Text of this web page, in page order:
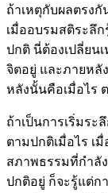
ถ้าเหตุกับผลตรง
เมื่ออบรมสติระลึ
ปกติ นี่ต้องเปลี่ยน
จิตอยู่ และภายหลั
หลังนั้นคือเมื่อไร
ถ้าเป็นการเริ่มร
ตามปกติเมื่อไร เ
สภาพธรรมที่กำลั
ปกติอยู่ ก็จะรู้แต่ก